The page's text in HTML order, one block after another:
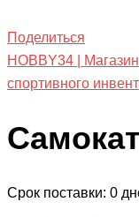
Поделиться
HOBBY34 |
спортивного
Срок поставки: 0